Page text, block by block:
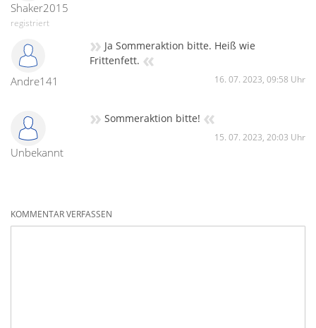
Shaker2015
registriert
Andre141
» Ja Sommeraktion bitte. Heiß wie
Frittenfett. «
16. 07. 2023, 09:58 Uhr
Unbekannt
» Sommeraktion bitte! «
15. 07. 2023, 20:03 Uhr
KOMMENTAR VERFASSEN